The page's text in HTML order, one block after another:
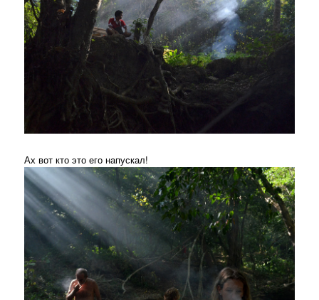
Ах вот кто это его напускал!